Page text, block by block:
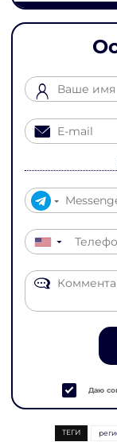
▼
Даю
ТЕГИ